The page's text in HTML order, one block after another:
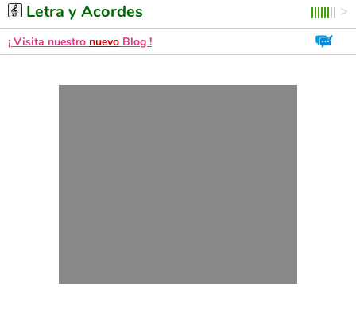
Letra y Acordes
¡ Visita nuestro nuevo Blog !